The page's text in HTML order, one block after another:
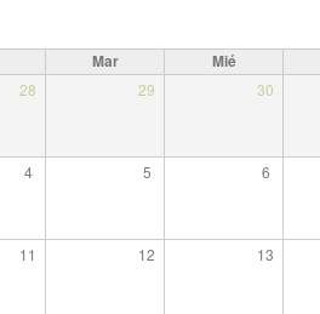
Mar
Mié
28 29 30
4 5 6
11 12 13